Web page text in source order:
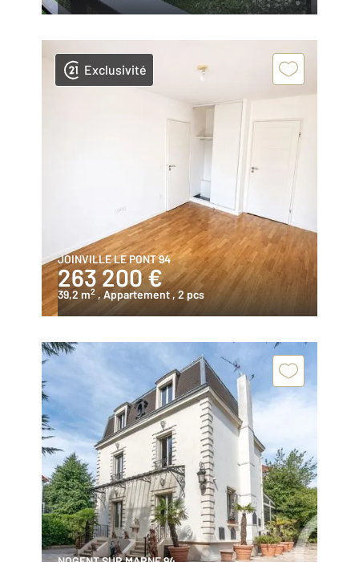
Exclusivité
JOINVILLE LE PONT 94
263 200 €
39,2 m2 , Appartement, 2 pcs